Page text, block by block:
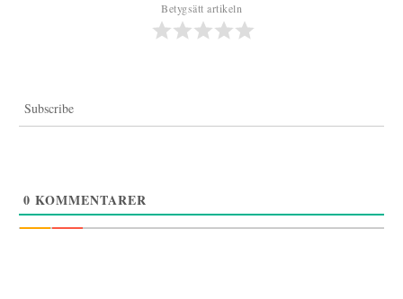
Betygsätt artikeln
Subscribe
0 KOMMENTARER